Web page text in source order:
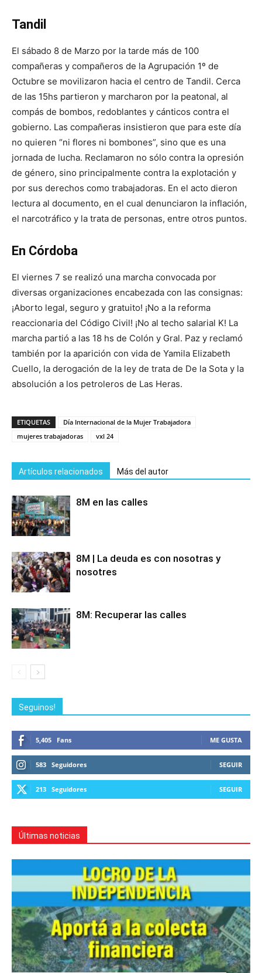
Tandil
El sábado 8 de Marzo por la tarde más de 100
compañeras y compañeros de la Agrupación 1º de
Octubre se movilizaron hacia el centro de Tandil. Cerca
de las 15hs partieron y marcharon por la peatonal, al
compás de bombos, redoblantes y cánticos contra el
gobierno. Las compañeras insistieron que para este día
no quieren “ni flores ni bombones”, sino que es una
jornada de lucha. Reclamaron no sólo contra la opresión
de género, sino principalmente contra la explotación y
por sus derechos como trabajadoras. En el acto dieron
lectura al documento, en el cual denunciaron la inflación,
el narcotráfico y la trata de personas, entre otros puntos.
En Córdoba
El viernes 7 se realizó una marcha convocada por
diversas organizaciones encabezada con las consignas:
¡Aborto legal, seguro y gratuito! ¡No a la reforma
reaccionaria del Código Civil! ¡No al techo salarial K! La
marcha partió a las 18 hs de Colón y Gral. Paz y reclamó
también por la aparición con vida de Yamila Elizabeth
Cuello, la derogación de la ley de trata de De la Sota y la
absolución a los petroleros de Las Heras.
ETIQUETAS
Día Internacional de la Mujer Trabajadora
mujeres trabajadoras
vxl 24
Artículos relacionados Más del autor
8M en las calles
8M | La deuda es con nosotras y
nosotres
8M: Recuperar las calles
Seguinos!
5,405 Fans ME GUSTA
583 Seguidores SEGUIR
213 Seguidores SEGUIR
Últimas noticias